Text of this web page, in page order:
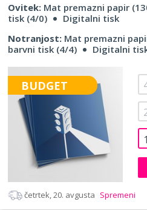
Ovitek: Mat premazni papir
tisk (4/0)
Digitalni tisk
Notranjost: Mat premazni
barvni tisk (4/4)
Digitalni
BUDGET
četrtek, 20. avgusta Spremeni